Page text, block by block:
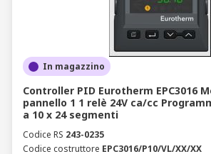
In magazzino
Controller PID Eurotherm EPC3016
pannello 1 1 relè 24V ca/cc
a 10 x 24 segmenti
Codice RS 243-0235
Codice costruttore EPC3016/P10/VL/XX/XX